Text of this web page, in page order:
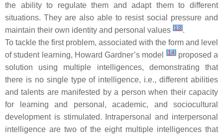
the ability to regulate them and adapt them to different
situations. They are also able to resist social pressure and
maintain their own identity and personal values [13].
To tackle the first problem, associated with the form and level
of student learning, Howard Gardner’s model
[14]proposed a
solution using multiple intelligences, demonstrating that
there is no single type of intelligence, i.e., different abilities
and talents are manifested by a person when their capacity
for learning and personal, academic, and sociocultural
development is stimulated. Intrapersonal and interpersonal
intelligence are two of the eight multiple intelligences that